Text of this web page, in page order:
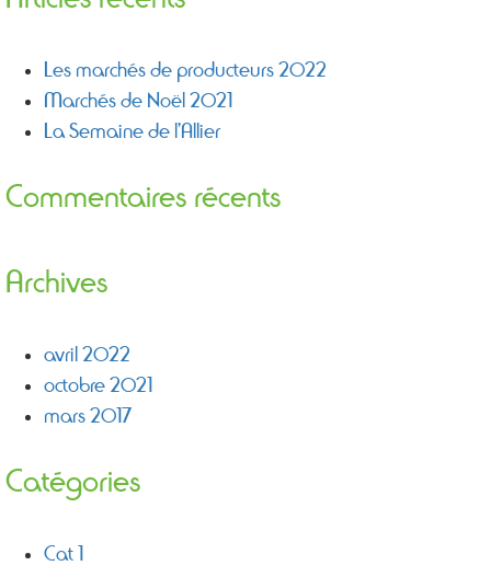
Les marchés de producteurs 2022
Marchés de Noël 2021
La Semaine de l’Allier
Commentaires récents
Archives
avril 2022
octobre 2021
mars 2017
Catégories
Cat 1